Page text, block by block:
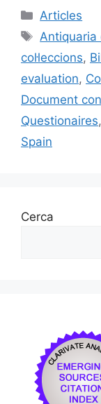
c
e
b
o
o
k
ai
l
Categories
Articles
Etiquetes
Antiquaria
col·leccions,
evaluation,
Document
Questionaires,
Spain
Cerca